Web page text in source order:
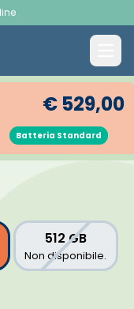
€ 529,00
Batteria Standard
>
512 GB
Non disponibile.